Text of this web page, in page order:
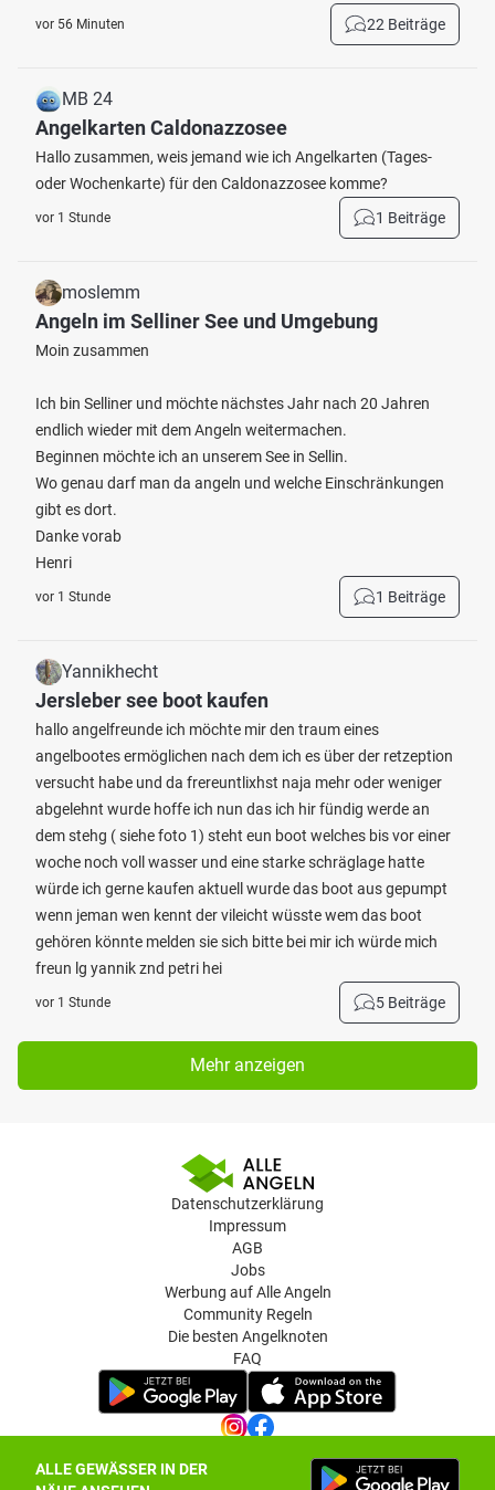
ALLE GEWÄSSER IN DER
vor 56 Minuten 22 Beiträge
MB 24
Angelkarten Caldonazzosee
Hallo zusammen, weis jemand wie ich Angelkarten (Tages-
oder Wochenkarte) für den Caldonazzosee komme?
vor 1 Stunde 1 Beiträge
moslemm
Angeln im Selliner See und Umgebung
Moin zusammen
Ich bin Selliner und möchte nächstes Jahr nach 20 Jahren
endlich wieder mit dem Angeln weitermachen.
Beginnen möchte ich an unserem See in Sellin.
Wo genau darf man da angeln und welche Einschränkungen
gibt es dort.
Danke vorab
Henri
vor 1 Stunde 1 Beiträge
Yannikhecht
Jersleber see boot kaufen
hallo angelfreunde ich möchte mir den traum eines
angelbootes ermöglichen nach dem ich es über der retzeption
versucht habe und da frereuntlixhst naja mehr oder weniger
abgelehnt wurde hoffe ich nun das ich hir fündig werde an
dem stehg ( siehe foto 1) steht eun boot welches bis vor einer
woche noch voll wasser und eine starke schräglage hatte
würde ich gerne kaufen aktuell wurde das boot aus gepumpt
wenn jeman wen kennt der vileicht wüsste wem das boot
gehören könnte melden sie sich bitte bei mir ich würde mich
freun lg yannik znd petri hei
vor 1 Stunde 5 Beiträge
Mehr anzeigen
Datenschutzerklärung
Impressum
AGB
Jobs
Werbung auf Alle Angeln
Community Regeln
Die besten Angelknoten
FAQ
Datenschutz-Einstellungen